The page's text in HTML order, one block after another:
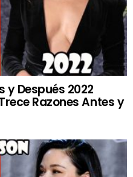
y Después 2022
Razones Antes y